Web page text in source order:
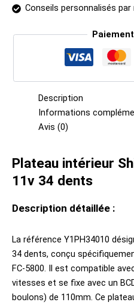
Conseils personnalisés
Description
Informations
Avis (0)
Plateau intérieur
11v 34 dents
Description détaillée :
La référence Y1PH34010
34 dents, conçu
FC-5800. Il est compatible
vitesses et se fixe avec un
boulons) de 110mm. Ce